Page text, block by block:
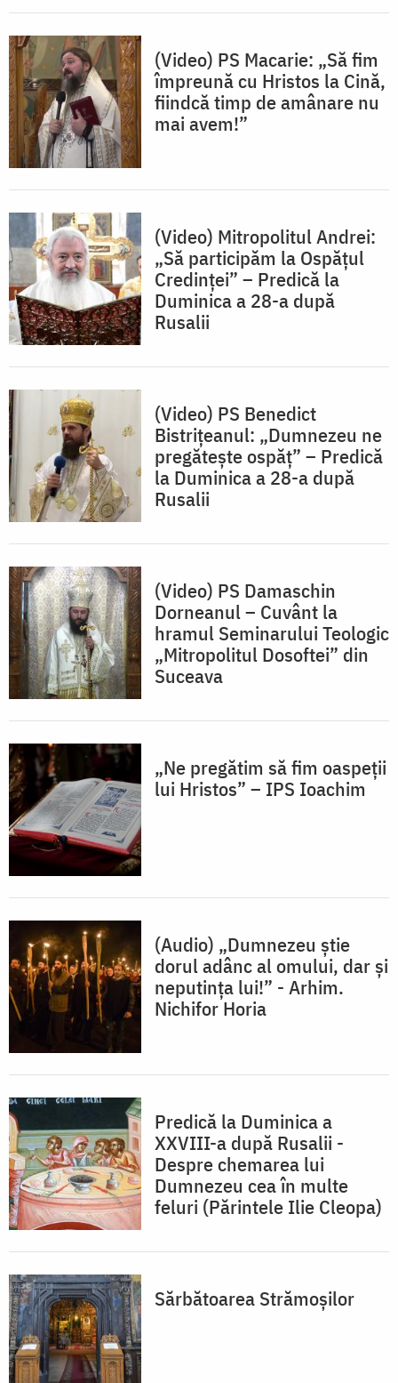
(Video) PS Macarie: „Să fim
împreună cu Hristos la Cină,
fiindcă timp de amânare nu
mai avem!”
(Video) Mitropolitul Andrei:
„Să participăm la Ospățul
Credinței” – Predică la
Duminica a 28-a după
Rusalii
(Video) PS Benedict
Bistrițeanul: „Dumnezeu ne
pregătește ospăț” – Predică
la Duminica a 28-a după
Rusalii
(Video) PS Damaschin
Dorneanul – Cuvânt la
hramul Seminarului Teologic
„Mitropolitul Dosoftei” din
Suceava
„Ne pregătim să fim oaspeții
lui Hristos” – IPS Ioachim
(Audio) „Dumnezeu știe
dorul adânc al omului, dar și
neputința lui!” - Arhim.
Nichifor Horia
Predică la Duminica a
XXVIII-a după Rusalii -
Despre chemarea lui
Dumnezeu cea în multe
feluri (Părintele Ilie Cleopa)
Sărbătoarea Strămoșilor